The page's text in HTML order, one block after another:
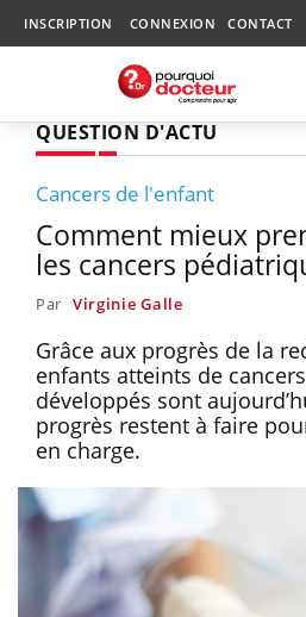
INSCRIPTION CONNEXION CONTACT
QUESTION D'ACTU
Cancers de l'enfant
Comment mieux
les cancers
Par Virginie Galle
Grâce aux progrès de la
enfants atteints de
développés sont
progrès restent à faire
en charge.